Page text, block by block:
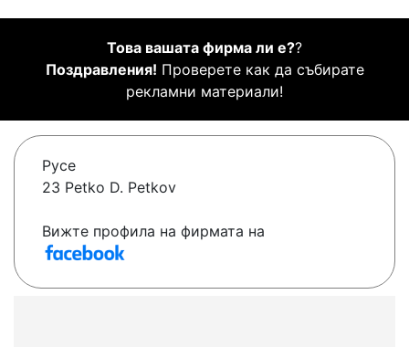
Това вашата фирма ли е??
Поздравления! Проверете как да събирате
рекламни материали!
Русе
23 Petko D. Petkov
Вижте профила на фирмата на